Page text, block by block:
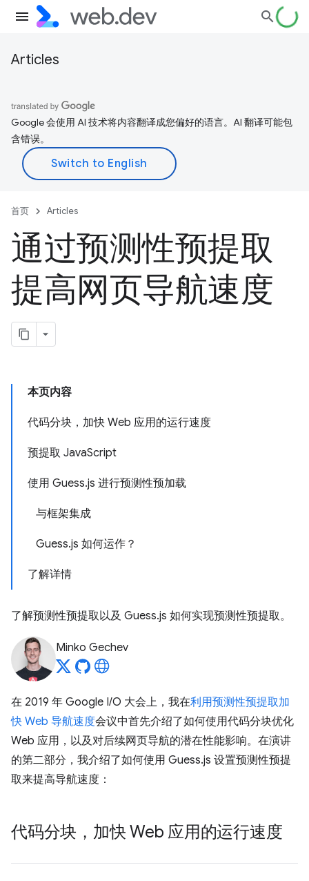
Articles
Google 会使用 AI 技术将内容翻译成您偏好的语言。AI 翻译可能包
含错误。
首页 Articles
通过预测性预提取
提高网页导航速度
本页内容
代码分块，加快 Web 应用的运行速度
预提取 JavaScript
使用 Guess.js 进行预测性预加载
与框架集成
Guess.js 如何运作？
了解详情
了解预测性预提取以及 Guess.js 如何实现预测性预提取。
Minko Gechev
在 2019 年 Google I/O 大会上，我在利用预测性预提取加
快 Web 导航速度会议中首先介绍了如何使用代码分块优化
Web 应用，以及对后续网页导航的潜在性能影响。在演讲
的第二部分，我介绍了如何使用 Guess.js 设置预测性预提
取来提高导航速度：
代码分块，加快 Web 应用的运行速度